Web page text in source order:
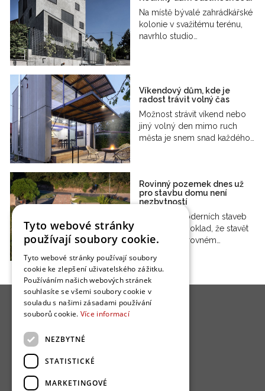
Na místě bývalé zahrádkářské
kolonie v svažitému terénu,
navrhlo studio…
Víkendový dům, kde je
radost trávit volný čas
Možnost strávit víkend nebo
jiný volný den mimo ruch
města je snem snad každého…
Rovinný pozemek dnes už
pro stavbu domu není
nezbytností
Stále více moderních staveb
popírá předpoklad, že stavět
se dá jen na rovném…
Tyto webové stránky
používají soubory cookie.
Tyto webové stránky používají soubory
cookie ke zlepšení uživatelského zážitku.
Používáním našich webových stránek
souhlasíte se všemi soubory cookie v
souladu s našimi zásadami používání
souborů cookie. Více informací
NEZBYTNÉ
STATISTICKÉ
MARKETINGOVÉ